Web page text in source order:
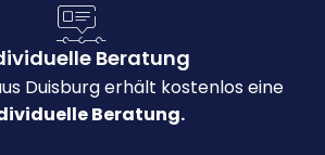
Beratung
Duisburg erhält kostenlos eine
Beratung.